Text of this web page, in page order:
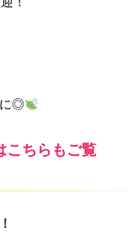
に◎
こちらもご覧